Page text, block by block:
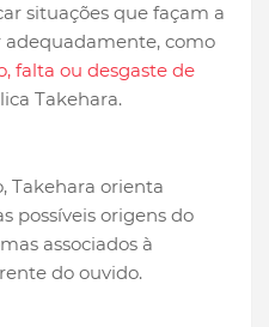
situações que façam a
como
falta ou desgaste de
Takehara.
Takehara orienta
possíveis origens do
associados à
do ouvido.